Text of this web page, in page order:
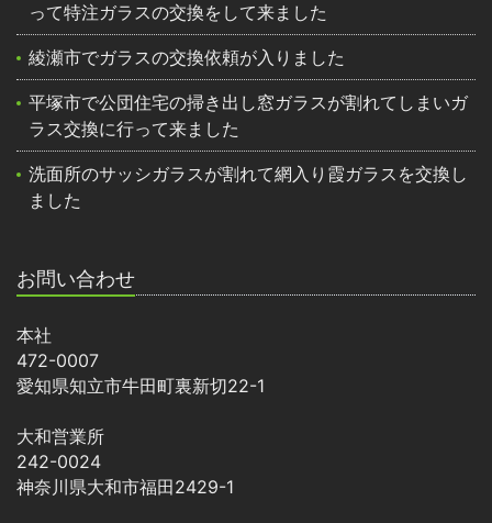
って特注ガラスの交換をして来ました
綾瀬市でガラスの交換依頼が入りました
平塚市で公団住宅の掃き出し窓ガラスが割れてしまいガ
ラス交換に行って来ました
洗面所のサッシガラスが割れて網入り霞ガラスを交換し
ました
お問い合わせ
本社
472-0007
愛知県知立市牛田町裏新切22-1
大和営業所
242-0024
神奈川県大和市福田2429-1